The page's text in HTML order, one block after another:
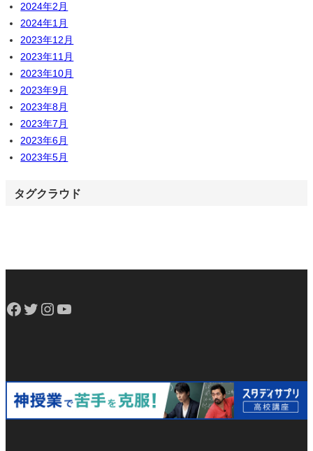
2024年2月
2024年1月
2023年12月
2023年11月
2023年10月
2023年9月
2023年8月
2023年7月
2023年6月
2023年5月
タグクラウド
Facebook Twitter Instagram YouTube